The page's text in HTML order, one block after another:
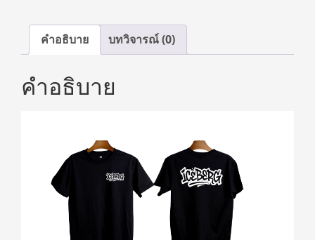
คำอธิบาย บทวิจารณ์ (0)
คำอธิบาย